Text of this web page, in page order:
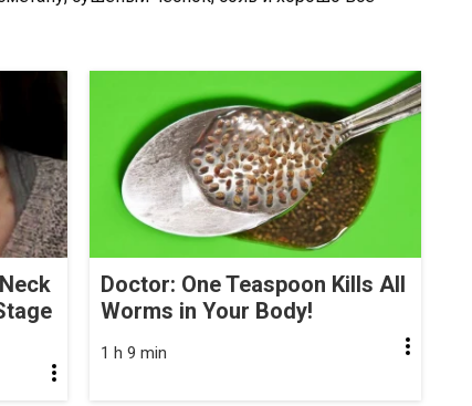
Doctor: One Teaspoon Kills All
Worms in Your Body!
1 h 9 min